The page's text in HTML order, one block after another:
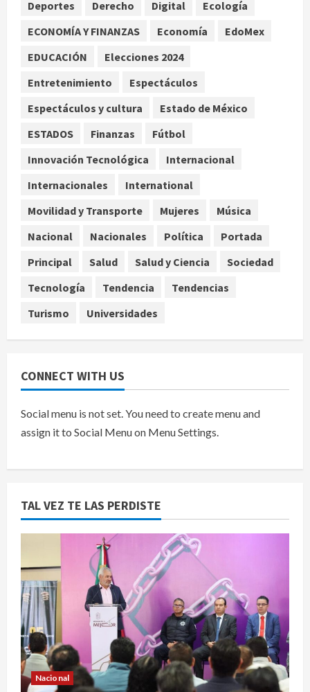
Internacional
artículo de Foreign Policy sobre
4
Capturan en Zapopan a ciudadano
Interpol
agosto 7, 2026
Nacional Portada
Guerrero Ángel Aguirre por
obstrucción en el caso Ayotzinapa
Deportes Derecho Digital
Ecología
ECONOMÍA Y FINANZAS
Economía
EdoMex
EDUCACIÓN
Elecciones 2024
Entretenimiento
Espectáculos
Espectáculos y cultura
Estado de México
ESTADOS
Finanzas
Fútbol
Innovación Tecnológica
Internacional
Internacionales
International
Movilidad y Transporte
Mujeres
Música
Nacional
Nacionales Política
Portada
Principal
Salud Salud y Ciencia
Sociedad
Tecnología
Tendencia
Tendencias
Turismo
Universidades
CONNECT WITH US
Social menu is not set. You need to create menu and
assign it to Social Menu on Menu Settings.
TAL VEZ TE LAS PERDISTE
Nacional